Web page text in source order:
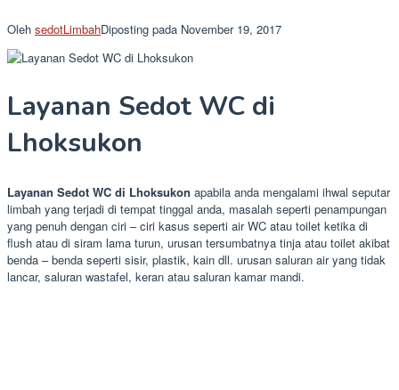
Oleh sedotLimbahDiposting pada November 19, 2017
Layanan Sedot WC di
Lhoksukon
Layanan Sedot WC di Lhoksukon apabila anda mengalami ihwal seputar
limbah yang terjadi di tempat tinggal anda, masalah seperti penampungan
yang penuh dengan ciri – ciri kasus seperti air WC atau toilet ketika di
flush atau di siram lama turun, urusan tersumbatnya tinja atau toilet akibat
benda – benda seperti sisir, plastik, kain dll. urusan saluran air yang tidak
lancar, saluran wastafel, keran atau saluran kamar mandi.